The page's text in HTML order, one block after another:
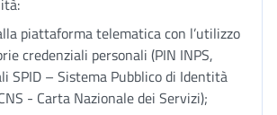
piattaforma telematica con l’utilizzo
credenziali personali (PIN INPS,
SPID – Sistema Pubblico di Identità
- Carta Nazionale dei Servizi);